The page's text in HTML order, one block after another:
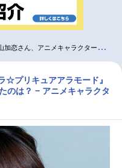
グッズ
音楽 コスプレ
トレンド
ん、アニメキャラクター代表作まとめ（2020年版）
☆プリキュアアラモード』
のは？ − アニメキャラクタ